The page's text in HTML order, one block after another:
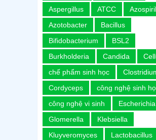
Aspergillus
ATCC
Azotobacter
Bacillus
Bifidobacterium
BSL2
Burkholderia
Candida
chế phẩm sinh học
Cordyceps
công nghệ sinh
công nghệ vi sinh
Glomerella
Klebsiella
Kluyveromyces
Lactobacillus